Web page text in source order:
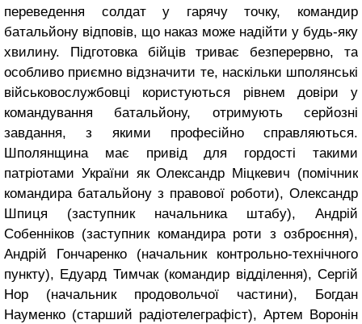
переведення солдат у гарячу точку, командир
батальйону відповів, що наказ може надійти у будь-яку
хвилину. Підготовка бійців триває безперервно, та
особливо приємно відзначити те, наскільки шполянські
військовослужбовці користуються рівнем довіри у
командування батальйону, отримують серйозні
завдання, з якими професійно справляються.
Шполянщина має привід для гордості такими
патріотами України як Олександр Міцкевич (помічник
командира батальйону з правової роботи), Олександр
Шпиця (заступник начальника штабу), Андрій
Собенніков (заступник командира роти з озброєння),
Андрій Гончаренко (начальник контрольно-технічного
пункту), Едуард Тимчак (командир відділення), Сергій
Нор (начальник продовольчої частини), Богдан
Науменко (старший радіотелеграфіст), Артем Воронін